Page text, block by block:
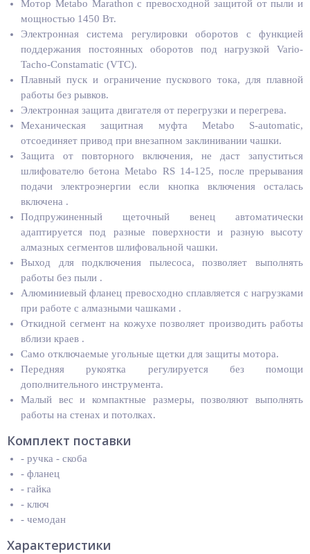
Мотор Metabo Marathon с превосходной защитой от пыли и
мощностью 1450 Вт.
Электронная система регулировки оборотов с функцией
поддержания постоянных оборотов под нагрузкой Vario-
Tacho-Constamatic (VTC).
Плавный пуск и ограничение пускового тока, для плавной
работы без рывков.
Электронная защита двигателя от перегрузки и перегрева.
Механическая защитная муфта Metabo S-automatіc,
отсоединяет привод при внезапном заклинивании чашки.
Защита от повторного включения, не даст запуститься
шлифователю бетона Metabo RS 14-125, после прерывания
подачи электроэнергии если кнопка включения осталась
включена .
Подпружиненный щеточный венец автоматически
адаптируется под разные поверхности и разную высоту
алмазных сегментов шлифовальной чашки.
Выход для подключения пылесоса, позволяет выполнять
работы без пыли .
Алюминиевый фланец превосходно сплавляется с нагрузками
при работе с алмазными чашками .
Откидной сегмент на кожухе позволяет производить работы
вблизи краев .
Само отключаемые угольные щетки для защиты мотора.
Передняя рукоятка регулируется без помощи
дополнительного инструмента.
Малый вес и компактные размеры, позволяют выполнять
работы на стенах и потолках.
Комплект поставки
- ручка - скоба
- фланец
- гайка
- ключ
- чемодан
Характеристики